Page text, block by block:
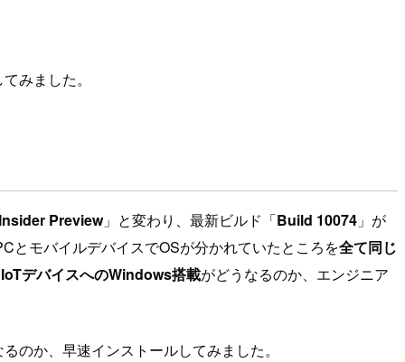
みました。
Insider Preview」と変わり、最新ビルド「Build 10074 」が
とモバイルデバイスでOSが分かれていたところを全て同じ
IoTデバイスへのWindows搭載がどうなるのか、エンジニア
のか、早速インストールしてみました。